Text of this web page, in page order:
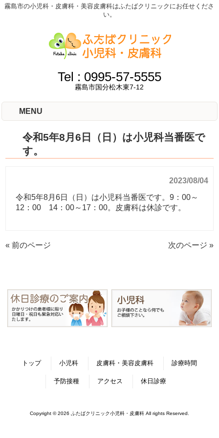
霧島市の小児科・皮膚科・美容皮膚科はふたばクリニックにお任せくださ
い。
Tel : 0995-57-5555
霧島市国分松木東7-12
MENU
令和5年8月6日（日）は小児科当番医で
す。
2023/08/04
令和5年8月6日（日）は小児科当番医です。9：00～
12：00 14：00～17：00。皮膚科は休診です。
« 前のページ 次のページ »
トップ 小児科 皮膚科・美容皮膚科 診療時間
予防接種 アクセス 休日診療
Copyright © 2026 ふたばクリニック小児科・皮膚科 All rights Reserved.